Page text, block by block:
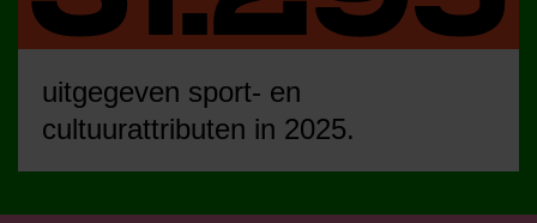
uitgegeven sport- en
cultuurattributen in 2025.